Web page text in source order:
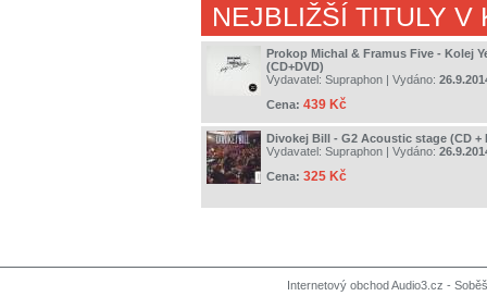
NEJBLIŽŠÍ TITULY V
Prokop Michal & Framus Five - Kolej
(CD+DVD)
Vydavatel: Supraphon | Vydáno:
Cena: 439 Kč
Divokej Bill - G2 Acoustic stage (CD +
Vydavatel: Supraphon | Vydáno:
Cena: 325 Kč
Internetový obchod Audio3.cz -